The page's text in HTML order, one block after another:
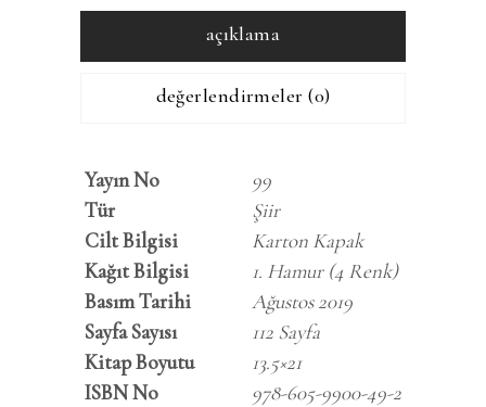
açıklama
değerlendirmeler (0)
Yayın No
99
Tür
Şiir
Cilt Bilgisi
Karton Kapak
Kağıt Bilgisi
1. Hamur (4 Renk)
Basım Tarihi
Ağustos 2019
Sayfa Sayısı
112 Sayfa
Kitap Boyutu
13.5×21
ISBN No
978-605-9900-49-2